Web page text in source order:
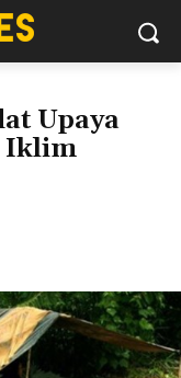
Upaya
Iklim